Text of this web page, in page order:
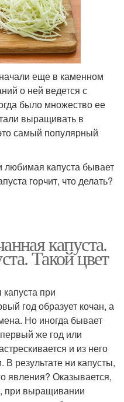
еще в каменном
о ней ведется с
было множество ее
выращивать в
самый популярный
любимая капуста бывает
горчит, что делать?
капуста.
Такой цвет
при
год образует кочан, а
Но иногда бывает
же год или
и из него
В результате ни капусты,
явления? Оказывается,
при выращивании